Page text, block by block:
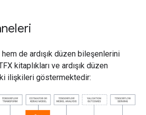
hem de ardışık düzen bileşenlerini
kitaplıkları ve ardışık düzen
ilişkileri göstermektedir: